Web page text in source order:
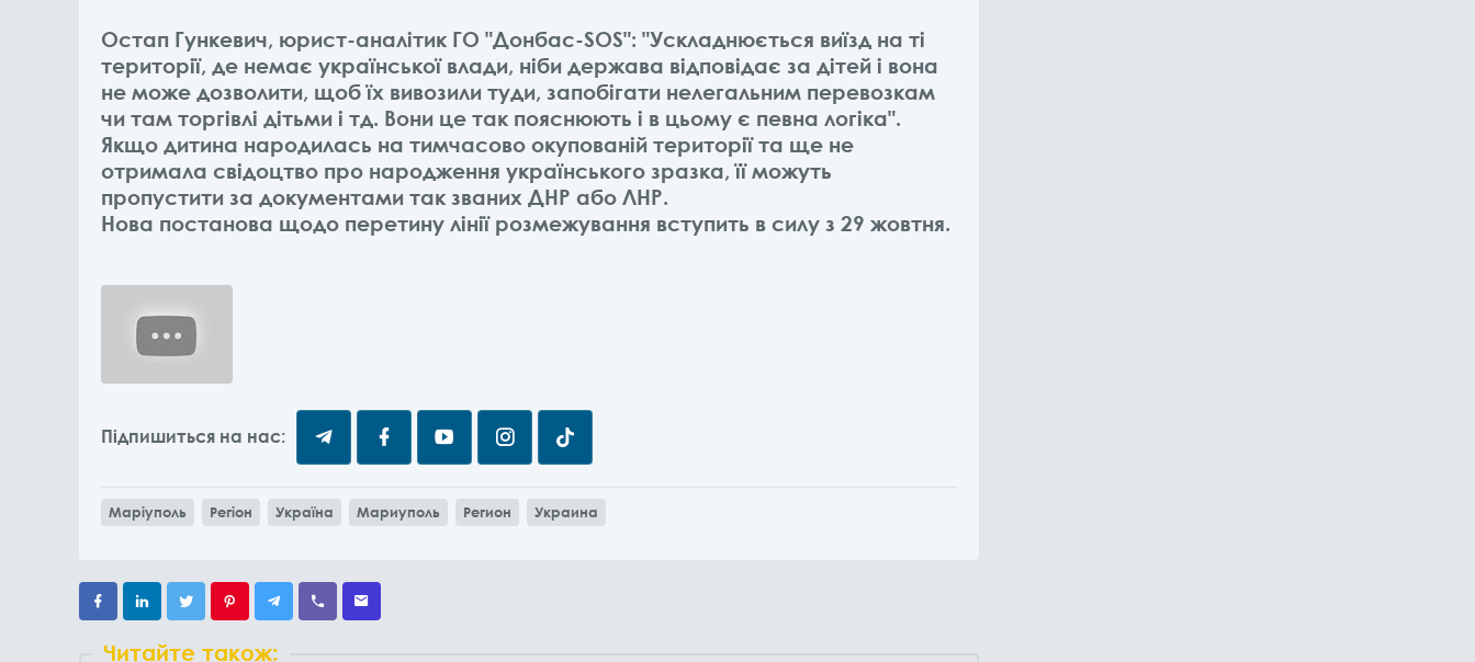
Остап Гункевич, юрист-аналітик ГО "Донбас-SOS": "Ускладнюється виїзд на ті
території, де немає української влади, ніби держава відповідає за дітей і вона
не може дозволити, щоб їх вивозили туди, запобігати нелегальним перевозкам
чи там торгівлі дітьми і тд. Вони це так пояснюють і в цьому є певна логіка".
Якщо дитина народилась на тимчасово окупованій території та ще не
отримала свідоцтво про народження українського зразка, її можуть
пропустити за документами так званих ДНР або ЛНР.
Нова постанова щодо перетину лінії розмежування вступить в силу з 29 жовтня.
Підпишиться на нас:
Маріуполь Регіон Україна Мариуполь Регион Украина
Читайте також: